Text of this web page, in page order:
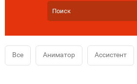
Все Аниматор Ассистент